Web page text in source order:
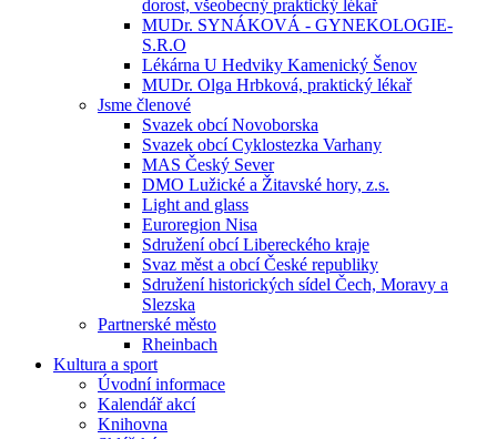
dorost, všeobecný praktický lékař
MUDr. SYNÁKOVÁ - GYNEKOLOGIE-
S.R.O
Lékárna U Hedviky Kamenický Šenov
MUDr. Olga Hrbková, praktický lékař
Jsme členové
Svazek obcí Novoborska
Svazek obcí Cyklostezka Varhany
MAS Český Sever
DMO Lužické a Žitavské hory, z.s.
Light and glass
Euroregion Nisa
Sdružení obcí Libereckého kraje
Svaz měst a obcí České republiky
Sdružení historických sídel Čech, Moravy a
Slezska
Partnerské město
Rheinbach
Kultura a sport
Úvodní informace
Kalendář akcí
Knihovna